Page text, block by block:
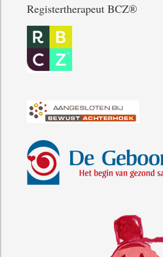
Registertherapeut BCZ®